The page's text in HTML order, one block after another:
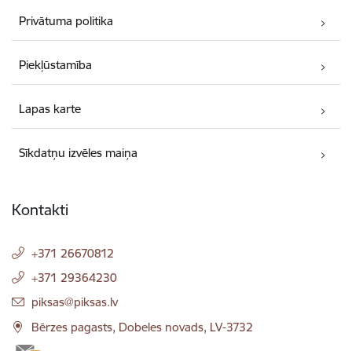
Privātuma politika
Piekļūstamība
Lapas karte
Sīkdatņu izvēles maiņa
Kontakti
+371 26670812
+371 29364230
E-pasts:
piksas@piksas.lv
Bērzes pagasts, Dobeles novads, LV-3732